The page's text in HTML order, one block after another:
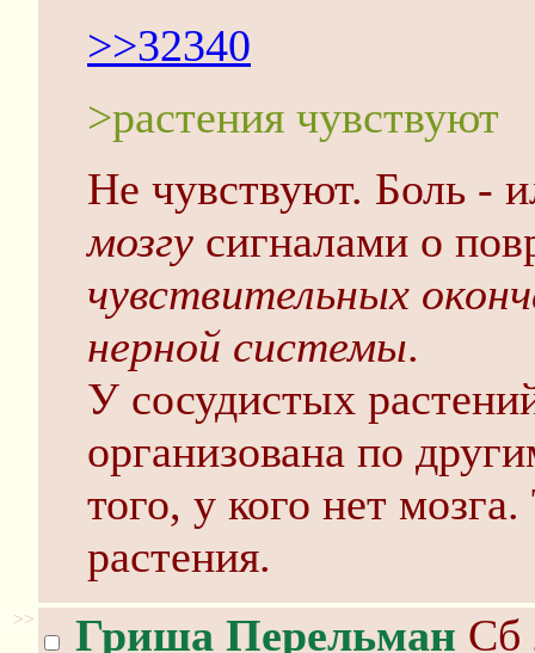
>>32340
>растения чувствуют
Не чувствуют. Боль -
мозгу сигналами о
чувствительных
нерной системы.
У сосудистых
организована по
того, у кого нет
растения.
>> Гриша Перельман Сб